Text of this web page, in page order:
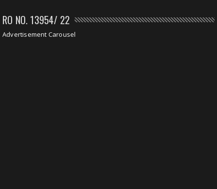
RO NO. 13954/ 22
Advertisement Carousel